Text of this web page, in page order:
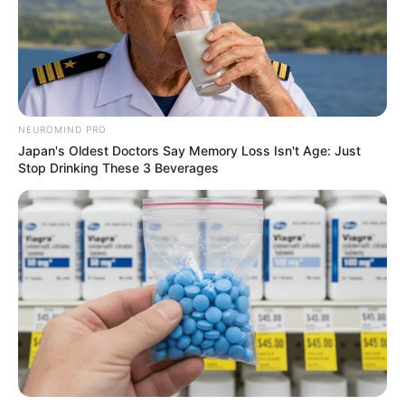
Brandenburg
Bremen
Hamburg
Hessen
Mecklenburg-Vorpommern
Niedersachsen
Rheinland-Pfalz
Saarland
Sachsen
Sachsen-Anhalt
Schleswig-Holstein
Thüringen
NEUROMIND PRO
Japan's Oldest Doctors Say Memory Loss Isn't Age: Just
Stop Drinking These 3 Beverages